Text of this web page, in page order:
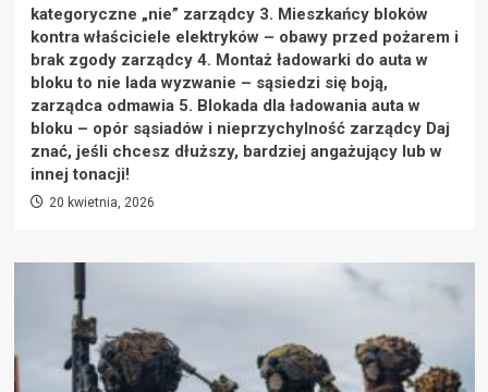
kategoryczne „nie” zarządcy 3. Mieszkańcy bloków
kontra właściciele elektryków – obawy przed pożarem i
brak zgody zarządcy 4. Montaż ładowarki do auta w
bloku to nie lada wyzwanie – sąsiedzi się boją,
zarządca odmawia 5. Blokada dla ładowania auta w
bloku – opór sąsiadów i nieprzychylność zarządcy Daj
znać, jeśli chcesz dłuższy, bardziej angażujący lub w
innej tonacji!
20 kwietnia, 2026